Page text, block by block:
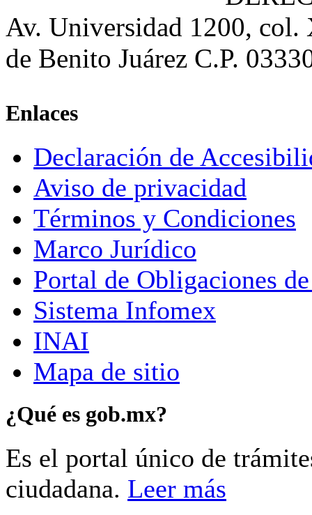
Av. Universidad 1200,
de Benito Juárez C.P.
Enlaces
Declaración de
Aviso de privacidad
Términos y Condiciones
Marco Jurídico
Portal de Obligaciones
Sistema Infomex
INAI
Mapa de sitio
¿Qué es gob.mx?
Es el portal único de
ciudadana. Leer más